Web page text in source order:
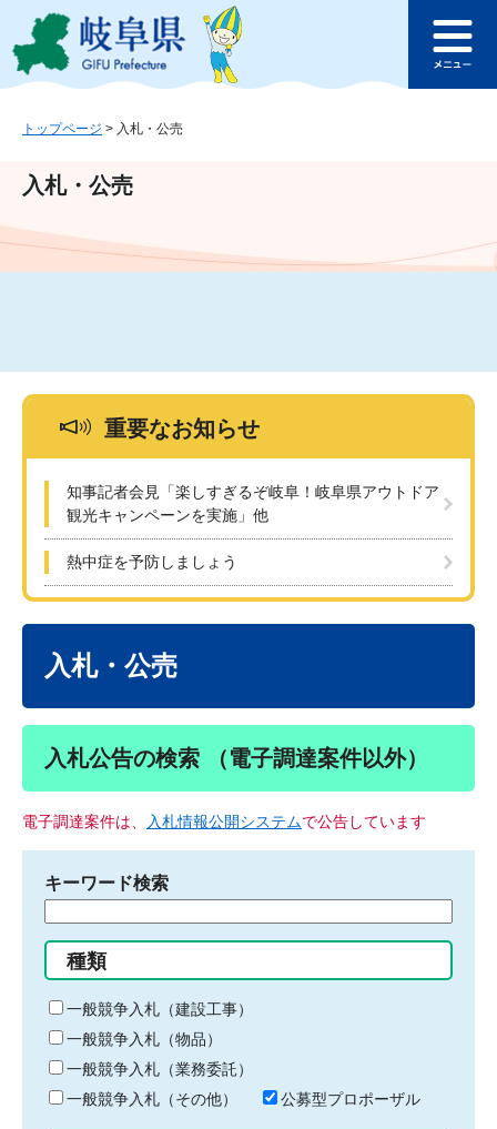
ジ
ュ
文
このページの本文へ
ュ
トップページ > 入札・公売
入札・公売
重要なお知らせ
知事記者会見「楽しすぎるぞ岐阜！岐阜県アウトドア
観光キャンペーンを実施」他
熱中症を予防しましょう
入札・公売
入札公告の検索 （電子調達案件以外）
電子調達案件は、 入札情報公開システムで公告しています
キーワード検索
る
キ
ー
ワ
ー
ド
種類
一般競争入札（建設工事）
一般競争入札（物品）
一般競争入札（業務委託）
一般競争入札（その他）
公募型プロポーザル